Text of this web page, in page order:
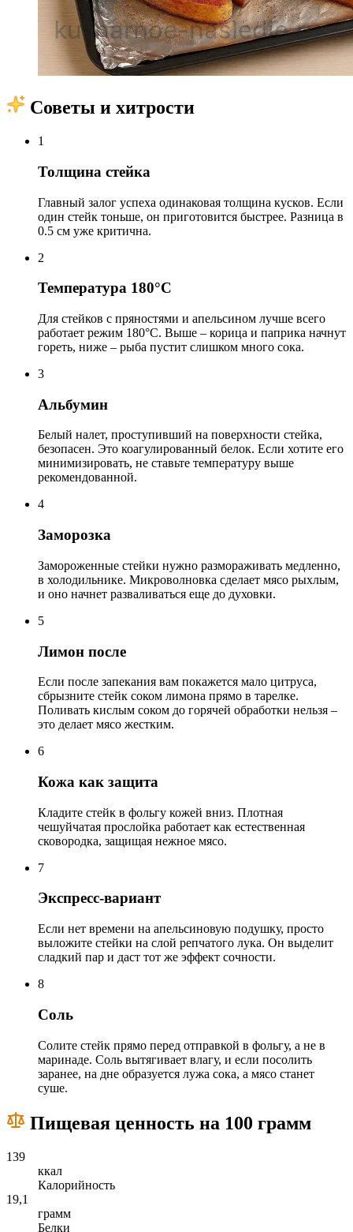
Советы и хитрости
1
Толщина стейка
Главный залог успеха одинаковая толщина кусков. Если
один стейк тоньше, он приготовится быстрее. Разница в
0.5 см уже критична.
2
Температура 180°C
Для стейков с пряностями и апельсином лучше всего
работает режим 180°C. Выше – корица и паприка начнут
гореть, ниже – рыба пустит слишком много сока.
3
Альбумин
Белый налет, проступивший на поверхности стейка,
безопасен. Это коагулированный белок. Если хотите его
минимизировать, не ставьте температуру выше
рекомендованной.
4
Заморозка
Замороженные стейки нужно размораживать медленно,
в холодильнике. Микроволновка сделает мясо рыхлым,
и оно начнет разваливаться еще до духовки.
5
Лимон после
Если после запекания вам покажется мало цитруса,
сбрызните стейк соком лимона прямо в тарелке.
Поливать кислым соком до горячей обработки нельзя –
это делает мясо жестким.
6
Кожа как защита
Кладите стейк в фольгу кожей вниз. Плотная
чешуйчатая прослойка работает как естественная
сковородка, защищая нежное мясо.
7
Экспресс-вариант
Если нет времени на апельсиновую подушку, просто
выложите стейки на слой репчатого лука. Он выделит
сладкий пар и даст тот же эффект сочности.
8
Соль
Солите стейк прямо перед отправкой в фольгу, а не в
маринаде. Соль вытягивает влагу, и если посолить
заранее, на дне образуется лужа сока, а мясо станет
суше.
Пищевая ценность на 100 грамм
139
ккал
Калорийность
19,1
грамм
Белки